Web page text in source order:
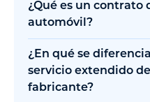
¿Qué es un contrato
automóvil?
¿En qué se
servicio extendido
fabricante?